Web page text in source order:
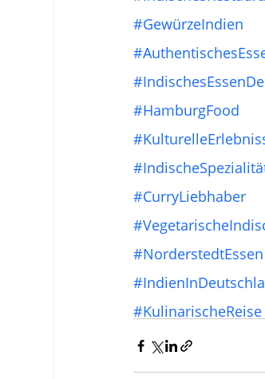
#GewürzeIndien
#HamburgFood
#CurryLiebhaber
#NorderstedtEssen
#KulinarischeReise